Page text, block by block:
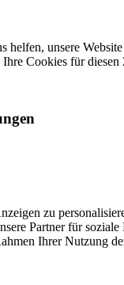
helfen, unsere
Ihre Cookies für
zu
Partner für
Ihrer Nutzung